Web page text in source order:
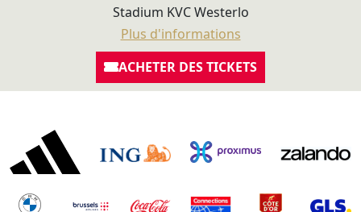
Stadium KVC Westerlo
Plus d'informations
ACHETER DES TICKETS